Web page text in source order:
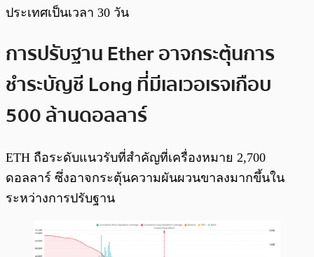
ประเทศเป็นเวลา 30 วัน
การปรับฐาน Ether อาจกระตุ้นการ
ชำระบัญชี Long ที่มีเลเวอเรจเกือบ
500 ล้านดอลลาร์
ETH ถือระดับแนวรับที่สำคัญที่เครื่องหมาย 2,700
ดอลลาร์ ซึ่งอาจกระตุ้นความผันผวนขาลงมากขึ้นใน
ระหว่างการปรับฐาน